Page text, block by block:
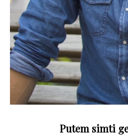
Putem simti